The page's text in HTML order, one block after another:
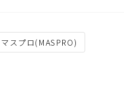
マスプロ(MASPRO)